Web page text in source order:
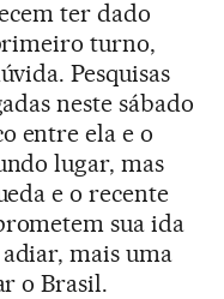
ter dado
turno,
Pesquisas
neste sábado
entre ela e o
lugar, mas
e o recente
sua ida
mais uma
o Brasil.